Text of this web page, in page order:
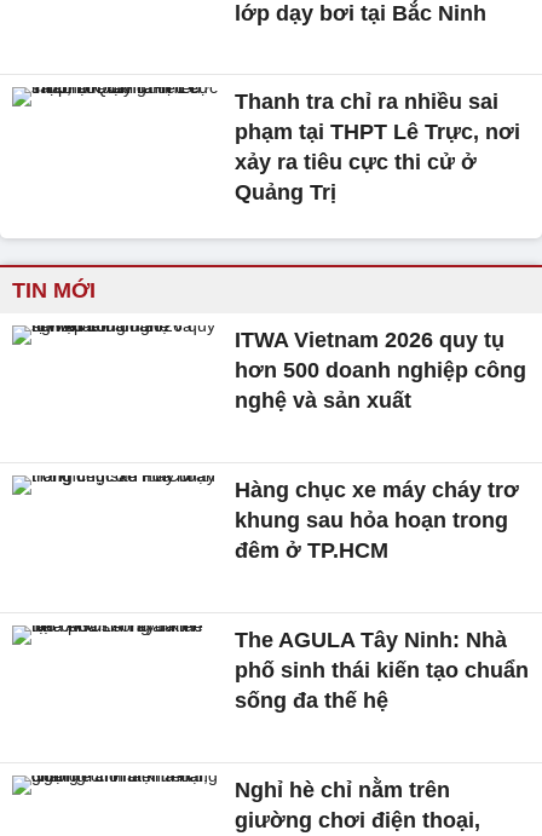
lớp dạy bơi tại Bắc Ninh
Thanh tra chỉ ra nhiều sai
phạm tại THPT Lê Trực, nơi
xảy ra tiêu cực thi cử ở
Quảng Trị
TIN MỚI
ITWA Vietnam 2026 quy tụ
hơn 500 doanh nghiệp công
nghệ và sản xuất
Hàng chục xe máy cháy trơ
khung sau hỏa hoạn trong
đêm ở TP.HCM
The AGULA Tây Ninh: Nhà
phố sinh thái kiến tạo chuẩn
sống đa thế hệ
Nghỉ hè chỉ nằm trên
giường chơi điện thoại,